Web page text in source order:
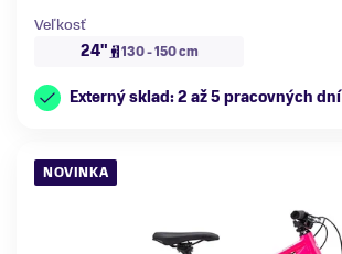
Veľkosť
24"
130 - 150 cm
Externý sklad: 2 až 5 pracovných dní
NOVINKA